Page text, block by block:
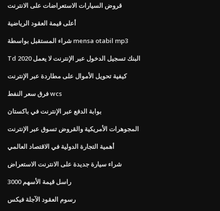
قروض السيارات الاستعراضات على الانترنت
أعلى قيمة العقود الرياضية
شراء المستقبل بواسطة mensa otabil mp3
Td البنك تسجيل الدخول عبر الإنترنت لا يعمل 2020
كيفية تحويل الأموال على مطاردة عبر الإنترنت
فرق سعر النفط wcs
بوابة الدفع عبر الإنترنت في باكستان
المجوهرات الأمريكية والقروض تسوق عبر الإنترنت
أهمية التجارة الدولية في الاقتصاد العالمي
شراء سيارة جديدة على الانترنت الاستعراض
راسل قيمة الأسهم 3000
رسوم العقود الآجلة فيكس